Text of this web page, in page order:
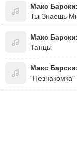
Макс
Макс
Танцы
Макс
"Незнакомка"